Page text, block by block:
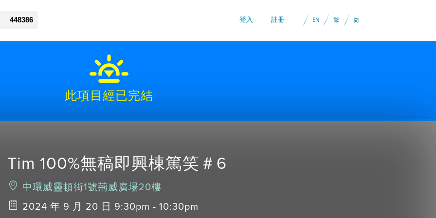
448386 登入 註冊
此項目經已完結
Tim 100%無稿即興棟篤笑＃6
中環威靈頓街1號荊威廣場20樓
2024 年 9 月 20 日 9:30pm - 10:30pm